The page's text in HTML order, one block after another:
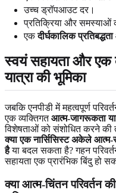
उच्च ड्रॉपआउट दर।
प्रतिक्रिया और समस्याओं
एकदीर्घकालिक प्रतिबद्धता
स्वयं सहायता और एक
यात्रा की भूमिका
जबकि एनपीडी में महत्वपूर्ण
एक व्यक्तिगतआत्म-जागरूकता
विशेषताओं को संशोधित करने की
क्या एक नार्सिसिस्ट अकेले
हैया बदल सकता है? गहन
सहायता एक प्रारंभिक बिंदु हो
क्या आत्म-चिंतन परिवर्तन